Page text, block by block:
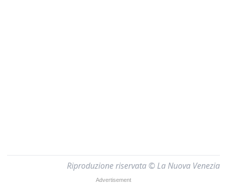
Riproduzione riservata © La Nuova Venezia